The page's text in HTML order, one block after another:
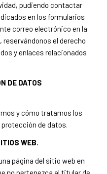
pudiendo contactar
en los formularios
correo electrónico en la
el derecho
y enlaces relacionados
DE DATOS
y cómo tratamos los
de datos
WEB.
página del sitio web en